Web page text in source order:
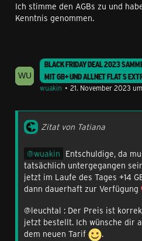
Ich stimme den AGBs zu und
Kenntnis genommen.
BLACK FRIDAY DEAL 2023
MIT GB+ UND ALLNET FLAT S
wuakin
21. November 2023
Zitat von Tatiana
wuakin Entschuldige, da
tatsächlich untergegangen
jetzt im Laufe des Tages +14
dann dauerhaft zur Verfügung
@leuchtal : Der Preis ist
jetzt bestellt. Ich wünsche dir
dem neuen Tarif
.